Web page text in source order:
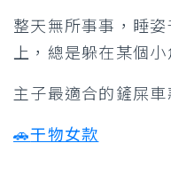
整天無所事事，睡
上，總是躲在某個小
主子最適合的鏟屎車
🚗干物女款